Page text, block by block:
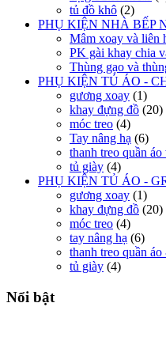
tủ đồ khô (2)
PHỤ KIỆN NHÀ BẾP
Mâm xoay và liên
PK gài khay chia
Thùng gạo và
PHỤ KIỆN TỦ ÁO -
gương xoay (1)
khay đựng đồ (20)
móc treo (4)
Tay nâng hạ (6)
thanh treo quần áo
tủ giày (4)
PHỤ KIỆN TỦ ÁO -
gương xoay (1)
khay đựng đồ (20)
móc treo (4)
tay nâng hạ (6)
thanh treo quần
tủ giày (4)
Nổi bật